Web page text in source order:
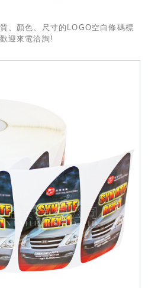
、顏色、尺寸的LOGO空白條碼標
迎來電洽詢!